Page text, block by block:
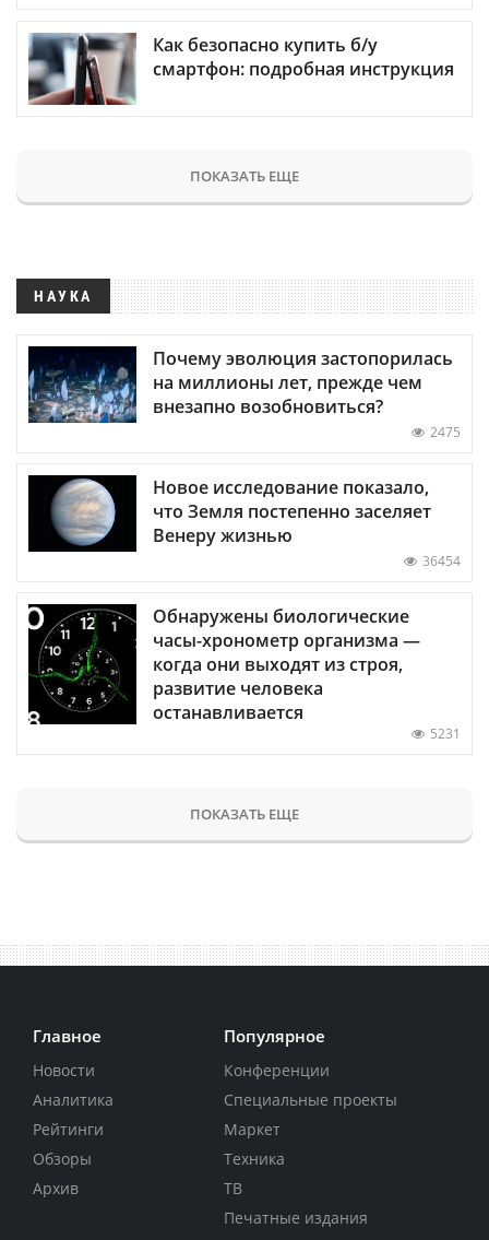
Как безопасно купить б/у
смартфон: подробная инструкция
ПОКАЗАТЬ ЕЩЕ
НАУКА
Почему эволюция застопорилась
на миллионы лет, прежде чем
внезапно возобновиться?
2475
Новое исследование показало,
что Земля постепенно заселяет
Венеру жизнью
36454
Обнаружены биологические
часы-хронометр организма —
когда они выходят из строя,
развитие человека
останавливается
5231
ПОКАЗАТЬ ЕЩЕ
Главное
Новости
Аналитика
Рейтинги
Обзоры
Архив
Популярное
Конференции
Специальные проекты
Маркет
Техника
ТВ
Печатные издания